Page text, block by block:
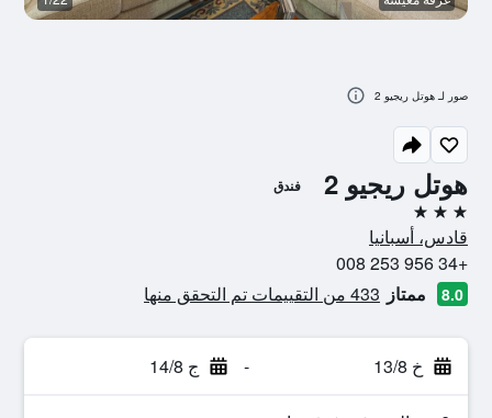
هوتل ريجيو 2 فندق
3 نجوم
قادس، أسبانيا
+34 956 253 008
8.0 ممتاز 433 من التقييمات تم التحقق منها
خ 13/8 - ج 14/8
صور لـ هوتل ريجيو 2